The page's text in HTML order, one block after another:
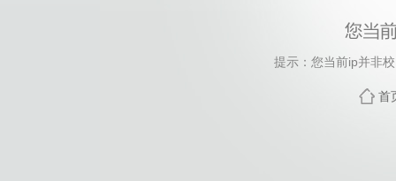
提示：您当前ip并非
首